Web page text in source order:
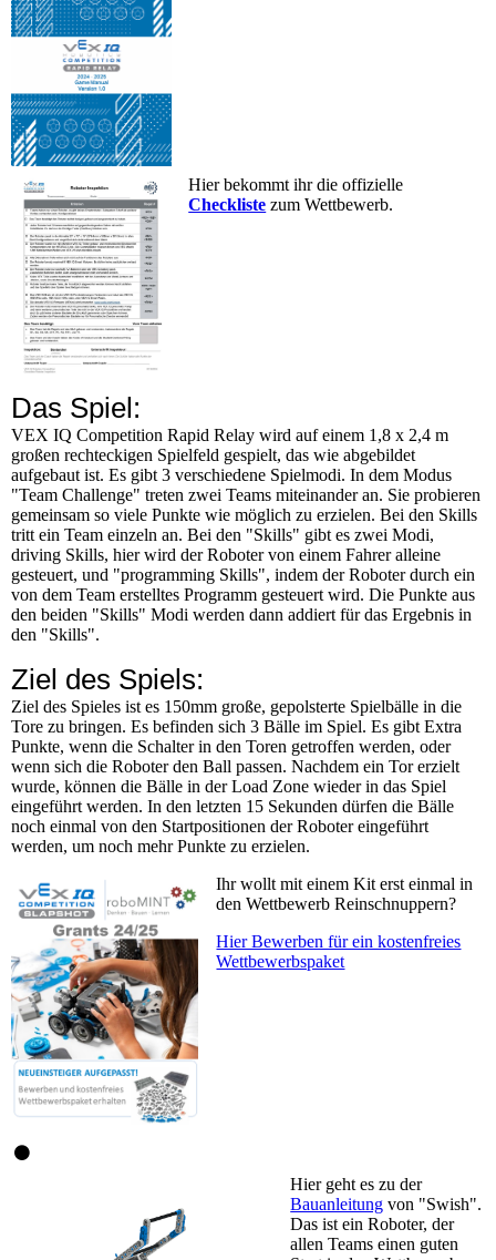
Hier bekommt ihr die offizielle
Checkliste zum Wettbewerb.
Das Spiel:
VEX IQ Competition Rapid Relay wird auf einem 1,8 x 2,4 m
großen rechteckigen Spielfeld gespielt, das wie abgebildet
aufgebaut ist. Es gibt 3 verschiedene Spielmodi. In dem Modus
"Team Challenge" treten zwei Teams miteinander an. Sie probieren
gemeinsam so viele Punkte wie möglich zu erzielen. Bei den Skills
tritt ein Team einzeln an. Bei den "Skills" gibt es zwei Modi,
driving Skills, hier wird der Roboter von einem Fahrer alleine
gesteuert, und "programming Skills", indem der Roboter durch ein
von dem Team erstelltes Programm gesteuert wird. Die Punkte aus
den beiden "Skills" Modi werden dann addiert für das Ergebnis in
den "Skills".
Ziel des Spiels:
Ziel des Spieles ist es 150mm große, gepolsterte Spielbälle in die
Tore zu bringen. Es befinden sich 3 Bälle im Spiel. Es gibt Extra
Punkte, wenn die Schalter in den Toren getroffen werden, oder
wenn sich die Roboter den Ball passen. Nachdem ein Tor erzielt
wurde, können die Bälle in der Load Zone wieder in das Spiel
eingeführt werden. In den letzten 15 Sekunden dürfen die Bälle
noch einmal von den Startpositionen der Roboter eingeführt
werden, um noch mehr Punkte zu erzielen.
Ihr wollt mit einem Kit erst einmal in
den Wettbewerb Reinschnuppern?
Hier Bewerben für ein kostenfreies
Wettbewerbspaket
Hier geht es zu der
Bauanleitung von "Swish".
Das ist ein Roboter, der
allen Teams einen guten